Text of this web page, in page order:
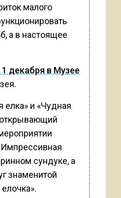
малого
а в настоящее
декабря в Музее
елка» и «Чудная
открывающий
сундуке, а
знаменитой